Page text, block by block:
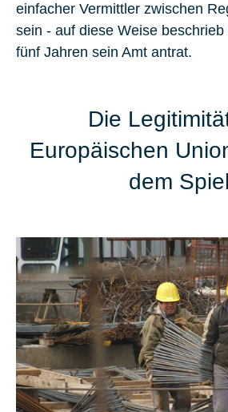
einfacher Vermittler zwischen
sein - auf diese Weise
fünf Jahren sein Amt antrat.
Die
Europäischen
dem Spiel